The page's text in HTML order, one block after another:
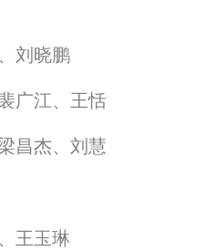
刘晓鹏
广江、王恬
昌杰、刘慧
王玉琳